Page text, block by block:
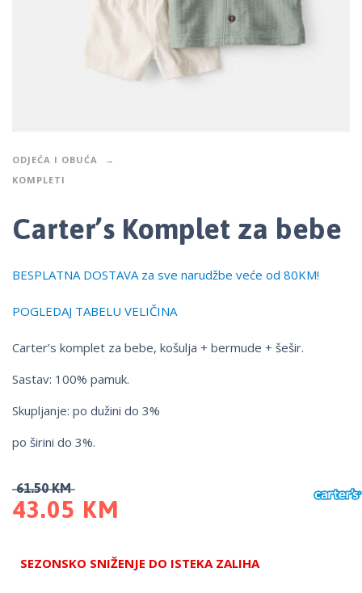
ODJEĆA I OBUĆA
KOMPLETI
Carter’s Komplet za bebe
BESPLATNA DOSTAVA za sve narudžbe veće od 80KM!
POGLEDAJ TABELU VELIČINA
Carter’s komplet za bebe, košulja + bermude + šešir.
Sastav: 100% pamuk.
Skupljanje: po dužini do 3%
po širini do 3%.
61.50KM
43.05 KM
SEZONSKO SNIŽENJE DO ISTEKA ZALIHA